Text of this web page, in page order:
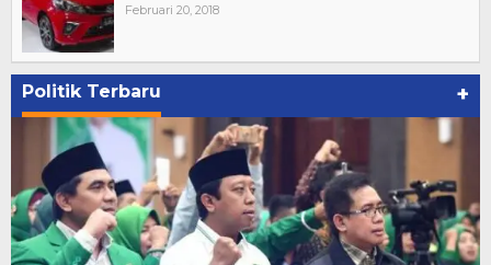
Februari 20, 2018
Politik Terbaru +